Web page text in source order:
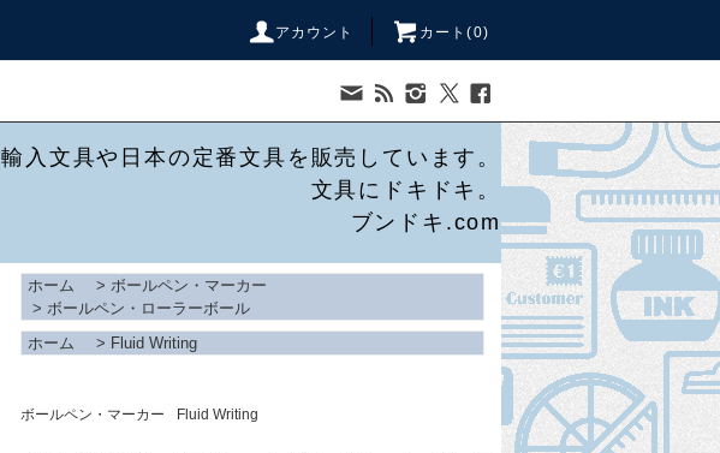
アカウント カート(0)
輸入文具や日本の定番文具を販売しています。
文具にドキドキ。
ブンドキ.com
ホーム > ボールペン・マーカー
> ボールペン・ローラーボール
ホーム
> Fluid Writing
ボールペン・マーカー Fluid Writing